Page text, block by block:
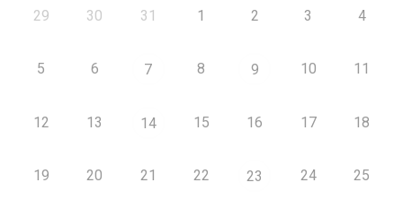
29 30 31 1 2 3 4
5 6 7 8 9 10 11
12 13 14 15 16 17 18
19 20 21 22 23 24 25